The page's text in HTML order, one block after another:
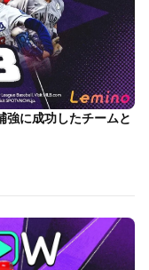
強に成功したチームと